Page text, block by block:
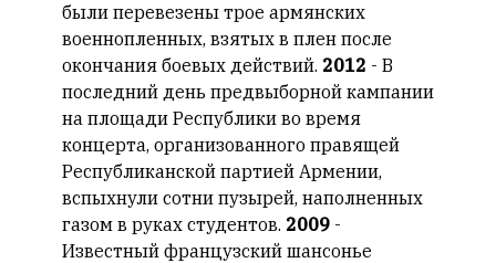
были перевезены трое армянских
военнопленных, взятых в плен после
окончания боевых действий. 2012 - В
последний день предвыборной кампании
на площади Республики во время
концерта, организованного правящей
Республиканской партией Армении,
вспыхнули сотни пузырей, наполненных
газом в руках студентов. 2009 -
Известный французский шансонье